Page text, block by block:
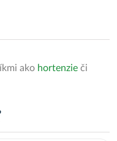
ako hortenzie či